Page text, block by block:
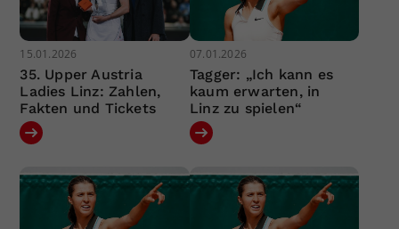
15.01.2026
35. Upper Austria
Ladies Linz: Zahlen,
Fakten und Tickets
07.01.2026
Tagger: „Ich kann es
kaum erwarten, in
Linz zu spielen“